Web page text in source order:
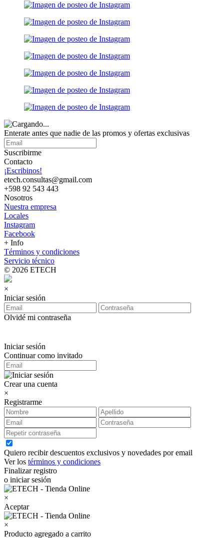
Enterate antes que nadie de las promos y ofertas exclusivas
Suscribirme
Contacto
¡Escribinos!
etech.consultas@gmail.com
+598 92 543 443
Nosotros
Nuestra empresa
Locales
Instagram
Facebook
+ Info
Términos y condiciones
Servicio técnico
© 2026 ETECH
×
Iniciar sesión
Olvidé mi contraseña
Iniciar sesión
Continuar como invitado
Crear una cuenta
×
Registrarme
Quiero recibir descuentos exclusivos y novedades por email
Ver los términos y condiciones
Finalizar registro
o iniciar sesión
×
Aceptar
×
Producto agregado a carrito